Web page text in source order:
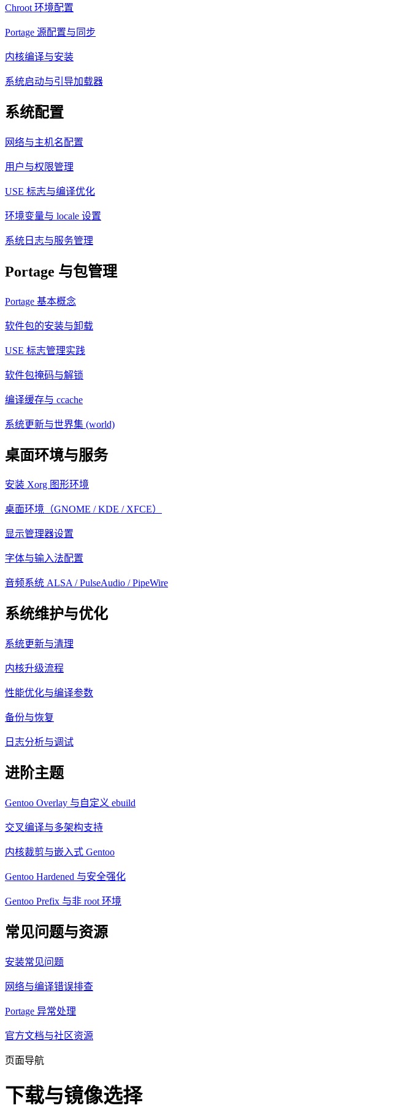
Chroot 环境配置
Portage 源配置与同步
内核编译与安装
系统启动与引导加载器
系统配置
网络与主机名配置
用户与权限管理
USE 标志与编译优化
环境变量与 locale 设置
系统日志与服务管理
Portage 与包管理
Portage 基本概念
软件包的安装与卸载
USE 标志管理实践
软件包掩码与解锁
编译缓存与 ccache
系统更新与世界集 (world)
桌面环境与服务
安装 Xorg 图形环境
桌面环境（GNOME / KDE / XFCE）
显示管理器设置
字体与输入法配置
音频系统 ALSA / PulseAudio / PipeWire
系统维护与优化
系统更新与清理
内核升级流程
性能优化与编译参数
备份与恢复
日志分析与调试
进阶主题
Gentoo Overlay 与自定义 ebuild
交叉编译与多架构支持
内核裁剪与嵌入式 Gentoo
Gentoo Hardened 与安全强化
Gentoo Prefix 与非 root 环境
常见问题与资源
安装常见问题
网络与编译错误排查
Portage 异常处理
官方文档与社区资源
页面导航
下载与镜像选择